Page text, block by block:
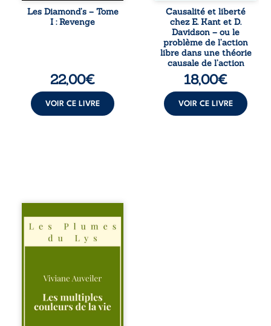
croise sa route.
Chef d’une famille
de Nomads, Juan
Les Diamond’s – Tome
I : Revenge
22,00€
VOIR CE LIVRE
responsabilité. De
la volonté
kantienne au
monisme anomal
de Davidson, il
interroge la
manière dont les
intentions et les
croyances
peuvent ...
Causalité et liberté
chez E. Kant et D.
Davidson – ou le
problème de l’action
libre dans une théorie
causale de l’action
18,00€
VOIR CE LIVRE
Trois récits, trois
existences saisies
à l’instant où tout
bascule. Une
l’apaisement, un
recouvre
l’espérance, tandis